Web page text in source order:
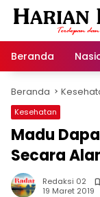
Langsung
Beranda
Beranda
Kesehatan
Madu
Secara
Redaksi 02
19 Maret 2019